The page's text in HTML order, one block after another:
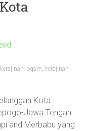
kerajinan logam, kerajinan
Kota
Jawa Tengah
and Merbabu yang